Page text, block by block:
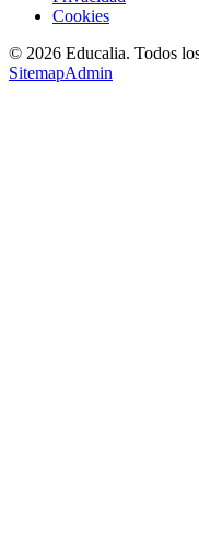
Cookies
© 2026 Educalia. Todos
SitemapAdmin